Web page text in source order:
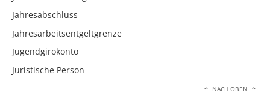
Jahresabschluss
Jahresarbeitsentgeltgrenze
Jugendgirokonto
Juristische Person
NACH OBEN